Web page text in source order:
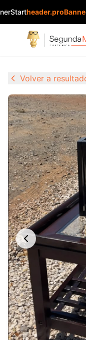
Volver a